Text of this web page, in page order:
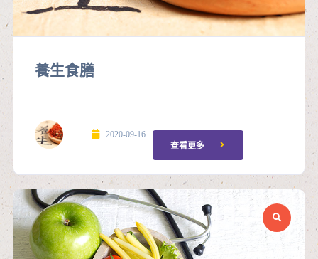
養生食膳
2020-09-16
查看更多